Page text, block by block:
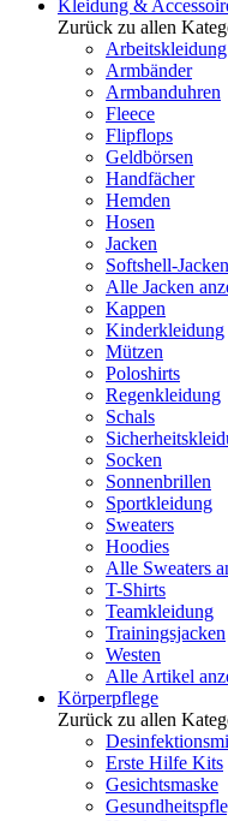
Kleidung &
Zurück zu allen
Arbeitskleidung
Armbänder
Armbanduhren
Fleece
Flipflops
Geldbörsen
Handfächer
Hemden
Hosen
Jacken
Softshell-Jacken
Alle Jacken
Kappen
Kinderkleidung
Mützen
Poloshirts
Regenkleidung
Schals
Socken
Sonnenbrillen
Sportkleidung
Sweaters
Hoodies
Alle Sweaters
T-Shirts
Teamkleidung
Trainingsjacken
Westen
Alle Artikel
Körperpflege
Zurück zu allen
Erste Hilfe Kits
Gesichtsmaske